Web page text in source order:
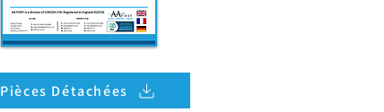
Pièces Détachées